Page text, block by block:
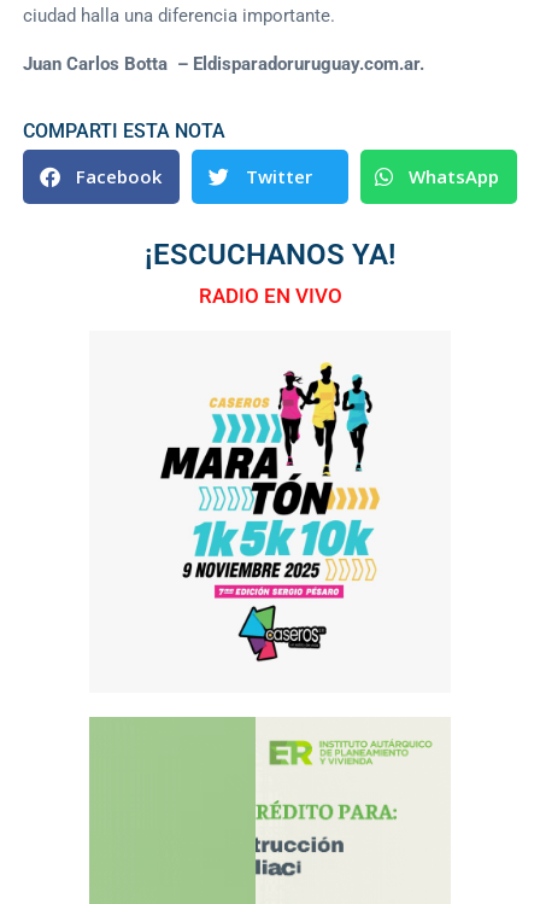
ciudad halla una diferencia importante.
Juan Carlos Botta – Eldisparadoruruguay.com.ar.
COMPARTI ESTA NOTA
Facebook Twitter WhatsApp
¡ESCUCHANOS YA!
RADIO EN VIVO